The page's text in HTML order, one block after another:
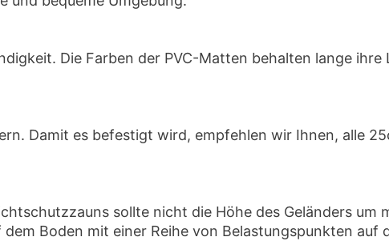
Die Farben der PVC-Matten behalten lange
Damit es befestigt wird, empfehlen wir Ihnen, alle
sollte nicht die Höhe des Geländers um
Boden mit einer Reihe von Belastungspunkten